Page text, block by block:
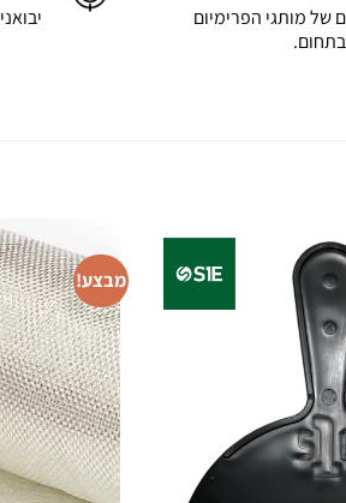
של מותגי הפרימיום
בתחום.
מבצע!